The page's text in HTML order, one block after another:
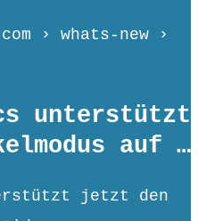
› whats-new ›
unterstützt
auf …
jetzt den